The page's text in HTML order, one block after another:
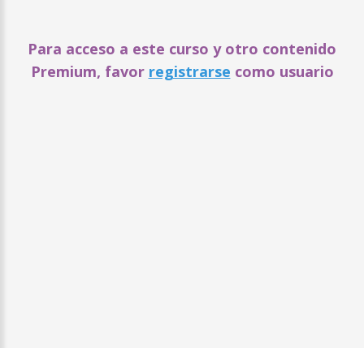
Para acceso a este curso y otro contenido
Premium, favor registrarse como usuario